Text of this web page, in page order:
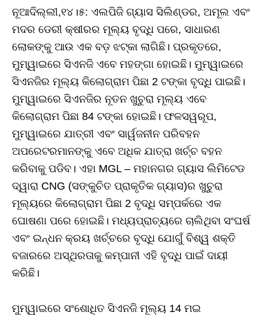
ନୂଆଦିଲ୍ଲୀ,୧୪।୫: ଏଲପିଜି ଗ୍ୟାସ ସିଲିଣ୍ଡର, ଅମୂଲ ଏବଂ
ମଦର ଡେରୀ କ୍ଷୀରର ମୂଲ୍ୟ ବୃଦ୍ଧି ପରେ, ସାଧାରଣ
ଲୋକଙ୍କୁ ଆଉ ଏକ ବଡ଼ ଝଟ୍‌କା ଲାଗିଛି। ପ୍ରକୃତରେ,
ମୁମ୍ୱାଇରେ ସିଏନଜି ଏବେ ମହଙ୍ଗା ହୋଇଛି। ମୁମ୍ୱାଇରେ
ସିଏନଜିର ମୂଲ୍ୟ କିଲୋଗ୍ରାମ ପିଛା 2 ଟଙ୍କା ବୃଦ୍ଧି ପାଇଛି।
ମୁମ୍ୱାଇରେ ସିଏନଜିର ନୂତନ ଖୁଚୁରା ମୂଲ୍ୟ ଏବେ
କିଲୋଗ୍ରାମ ପିଛା 84 ଟଙ୍କା ହୋଇଛି। ଫଳସୱରୂପ,
ମୁମ୍ୱାଇରେ ଯାତ୍ରୀ ଏବଂ ସାର୍ୱଜନୀନ ପରିବହନ
ଅପରେଟରମାନଙ୍କୁ ଏବେ ଅଧିକ ଯାତ୍ରା ଖର୍ଚ୍ଚ ବହନ
କରିବାକୁ ପଡିବ। ଏହା MGL – ମହାନଗର ଗ୍ୟାସ ଲିମିଟେଡ
ଦ୍ୱାରା CNG (ସଙ୍କୁଚିତ ପ୍ରାକୃତିକ ଗ୍ୟାସ)ର ଖୁଚୁରା
ମୂଲ୍ୟରେ କିଲୋଗ୍ରାମ ପିଛା 2 ବୃଦ୍ଧି ସମ୍ପର୍କରେ ଏକ
ଘୋଷଣା ପରେ ହୋଇଛି। ମଧ୍ୟପ୍ରାଚ୍ୟରେ ଚାଲିଥିବା ସଂଘର୍ଷ
ଏବଂ ଇନ୍ଧନ କ୍ରୟ ଖର୍ଚ୍ଚରେ ବୃଦ୍ଧି ଯୋଗୁଁ ବିଶ୍ୱ ଶକ୍ତି
ବଜାରରେ ଅସ୍ଥିରତାକୁ କମ୍ପାନୀ ଏହି ବୃଦ୍ଧି ପାଇଁ ଦାୟୀ
କରିଛି।
ମୁମ୍ୱାଇରେ ସଂଶୋଧିତ ସିଏନଜି ମୂଲ୍ୟ 14 ମଇ